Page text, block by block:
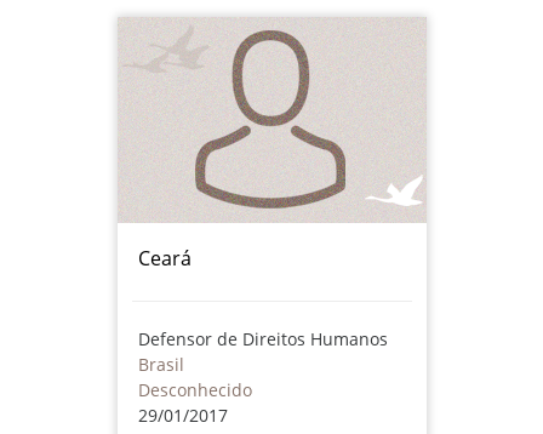
Ceará
Defensor de Direitos Humanos
Brasil
Desconhecido
29/01/2017